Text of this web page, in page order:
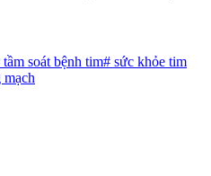
tầm soát bệnh tim# sức khỏe tim